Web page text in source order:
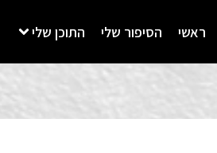
ראשי הסיפור שלי התוכן שלי